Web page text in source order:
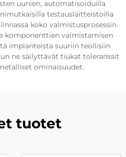
uunien, automatisoiduilla
testauslaitteistoilla
koko valmistusprosessin.
komponenttien valmistamisen
implanteista suuriin teollisiin
ne säilyttävät tiukat toleranssit
ominaisuudet.
tuotet